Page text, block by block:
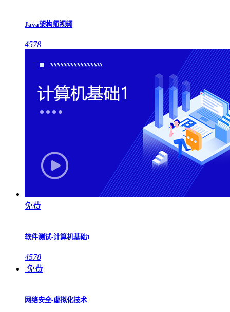
Java架构师视频
4578
免费
软件测试-计算机基础1
4578
免费
网络安全-虚拟化技术